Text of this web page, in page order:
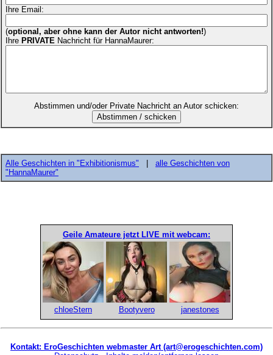
Ihre Email:
(optional, aber ohne kann der Autor nicht antworten!)
Ihre PRIVATE Nachricht für HannaMaurer:
Abstimmen und/oder Private Nachricht an Autor schicken:
Alle Geschichten in "Exhibitionismus"
alle Geschichten von
"HannaMaurer"
Geile Amateure jetzt LIVE mit webcam:
chloeStern Bootyvero janestones
Kontakt: EroGeschichten webmaster Art (art@erogeschichten.com)